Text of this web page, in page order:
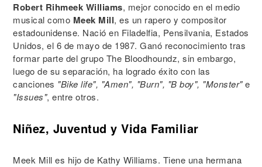
Robert Rihmeek Williams, mejor conocido en el medio
musical como Meek Mill, es un rapero y compositor
estadounidense. Nació en Filadelfia, Pensilvania, Estados
Unidos, el 6 de mayo de 1987. Ganó reconocimiento tras
formar parte del grupo The Bloodhoundz, sin embargo,
luego de su separación, ha logrado éxito con las
canciones "Bike life", "Amen", "Burn", "B boy", "Monster"e
"Issues", entre otros.
Niñez, Juventud y Vida Familiar
Meek Mill es hijo de Kathy Williams. Tiene una hermana